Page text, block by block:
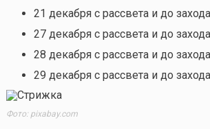
21 декабря с рассвета и до
27 декабря с рассвета и до
28 декабря с рассвета и до
29 декабря с рассвета и до
Фото: pixabay.com